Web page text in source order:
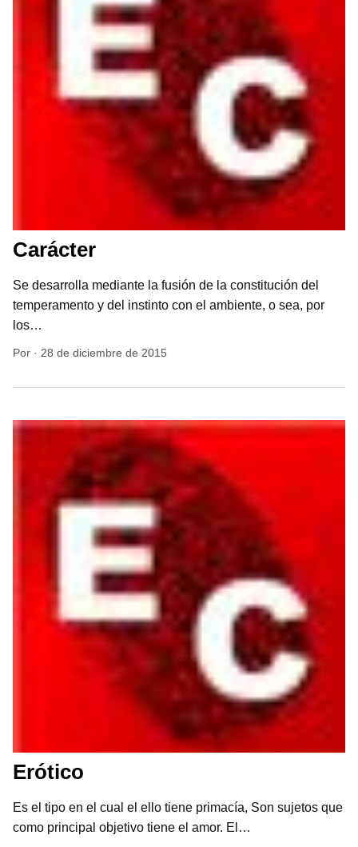
Carácter
Se desarrolla mediante la fusión de la constitución del
temperamento y del instinto con el ambiente, o sea, por
los…
Por · 28 de diciembre de 2015
Erótico
Es el tipo en el cual el ello tiene primacía, Son sujetos que
como principal objetivo tiene el amor. El…